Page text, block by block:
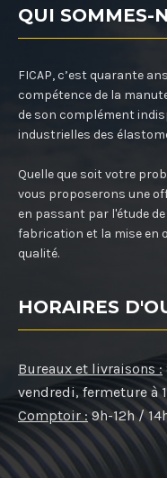
QUI SOMMES-
FICAP, c’est quarante
compétence de la
de son complément
industrielles des
Quelle que soit votre
vous proposerons une
en passant par l'étude
fabrication et la mise en
qualité.
HORAIRES
Bureaux et livraisons :
vendredi, fermeture à
Comptoir : 9h-12h /